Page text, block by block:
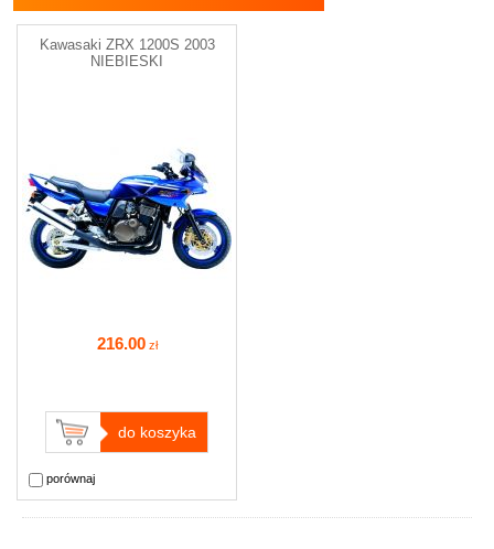
Kawasaki ZRX 1200S 2003
NIEBIESKI
216.00 zł
do koszyka
porównaj